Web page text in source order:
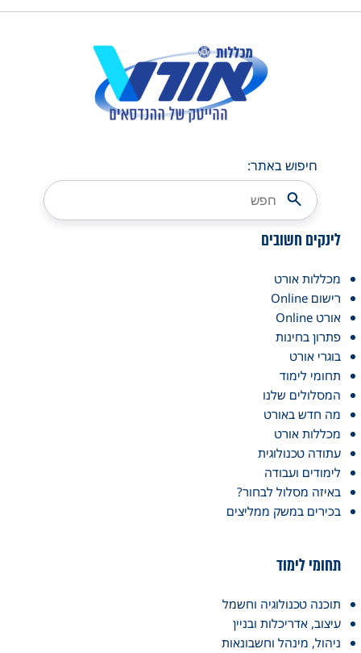
חיפוש באתר:
לינקים חשובים
מכללות אורט
רישום Online
אורט Online
פתרון בחינות
בוגרי אורט
תחומי לימוד
המסלולים שלנו
מה חדש באורט
מכללות אורט
עתודה טכנולוגית
לימודים ועבודה
באיזה מסלול לבחור?
בכירים במשק ממליצים
תחומי לימוד
תוכנה טכנולוגיה וחשמל
עיצוב, אדריכלות ובניין
ניהול, מינהל וחשבונאות